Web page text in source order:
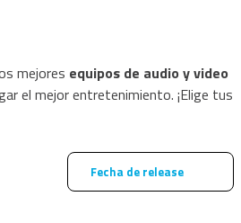
mejores equipos de audio y video
el mejor entretenimiento. ¡Elige tus
Fecha de release